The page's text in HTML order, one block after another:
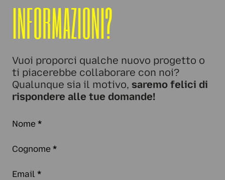
INFORMAZIONI?
Vuoi proporci qualche nuovo progetto o
ti piacerebbe collaborare con noi?
Qualunque sia il motivo, saremo felici di
rispondere alle tue domande!
Nome *
Cognome *
Email *